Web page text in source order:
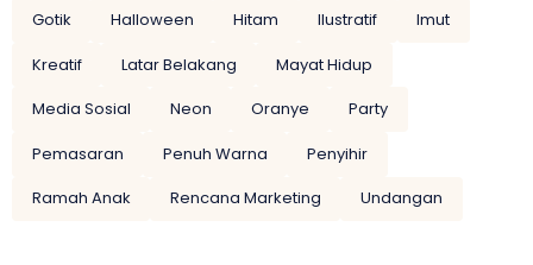
Gotik Halloween Hitam Ilustratif
Imut
Kreatif
Latar Belakang
Mayat Hidup
Media Sosial
Neon Oranye
Party
Pemasaran
Penuh Warna
Penyihir
Ramah Anak
Rencana Marketing Undangan